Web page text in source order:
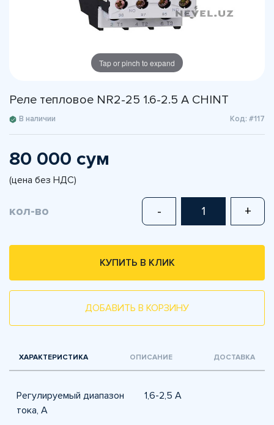
Tap or pinch to expand
Реле тепловое NR2-25 1.6-2.5 A CHINT
В наличии Код: #117
80 000 сум
(цена без НДС)
кол-во - +
КУПИТЬ В КЛИК
ДОБАВИТЬ В КОРЗИНУ
ХАРАКТЕРИСТИКА ОПИСАНИЕ ДОСТАВКА
Регулируемый диапазон
тока, А
1,6-2,5 A